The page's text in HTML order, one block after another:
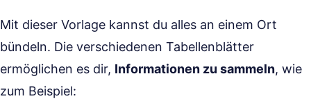
Mit dieser Vorlage kannst du alles an einem Ort
bündeln. Die verschiedenen Tabellenblätter
ermöglichen es dir, Informationen zu sammeln, wie
zum Beispiel: